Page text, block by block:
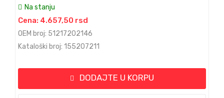
Na stanju
Cena: 4.657,50 rsd
OEM broj: 51217202146
Kataloški broj: 155207211
DODAJTE U KORPU